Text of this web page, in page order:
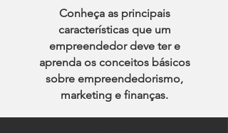
Conheça as principais
características que um
empreendedor deve ter e
aprenda os conceitos básicos
sobre empreendedorismo,
marketing e finanças.